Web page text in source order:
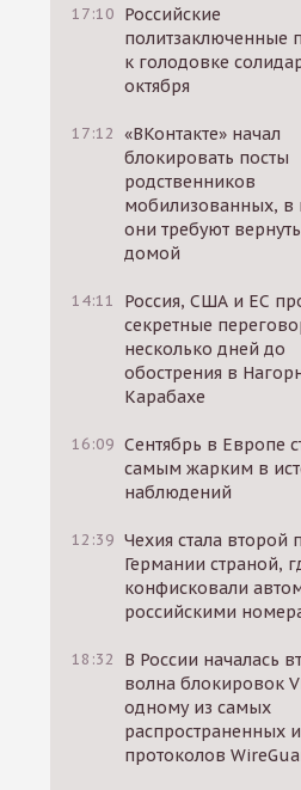
17:10 Российские
политзаключенные
к голодовке
октября
17:12 «ВКонтакте» начал
блокировать посты
родственников
мобилизованных, в
они требуют
домой
14:11
Россия, США и ЕС
секретные
несколько дней до
обострения в
Карабахе
16:09 Сентябрь в Европе
самым жарким в
наблюдений
12:39 Чехия стала второй
Германии страной,
конфисковали
российскими
18:32
В России началась
волна блокировок
одному из самых
распространенных
протоколов